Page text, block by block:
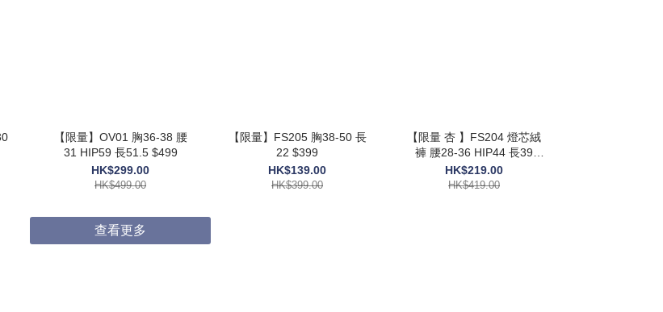
【限量】OV01 胸36-38 腰
31 HIP59 長51.5 $499
HK$299.00
HK$499.00
【限量】FS205 胸38-50 長
22 $399
HK$139.00
HK$399.00
【限量 杏 】FS204 燈芯絨
褲 腰28-36 HIP44 長39
$419
HK$219.00
HK$419.00
查看更多